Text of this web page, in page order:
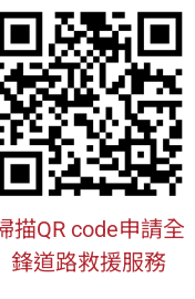
描QR code申請全
鋒道路救援服務